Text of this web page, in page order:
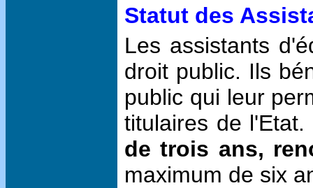
Statut des
Les assistants
droit public. Ils
public qui leur
titulaires de l'Etat.
de trois ans,
maximum de six